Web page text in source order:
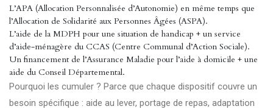
L’APA (Allocation Personnalisée d’Autonomie) en même temps que
l’Allocation de Solidarité aux Personnes Âgées (ASPA).
L’aide de la MDPH pour une situation de handicap + un service
d’aide-ménagère du CCAS (Centre Communal d’Action Sociale).
Un financement de l’Assurance Maladie pour l’aide à domicile + une
aide du Conseil Départemental.
Pourquoi les cumuler ? Parce que chaque dispositif couvre un
besoin spécifique : aide au lever, portage de repas, adaptation